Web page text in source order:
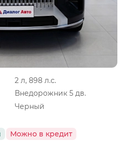
2 л, 898 л.с.
Внедорожник 5 дв.
Черный
Можно в кредит